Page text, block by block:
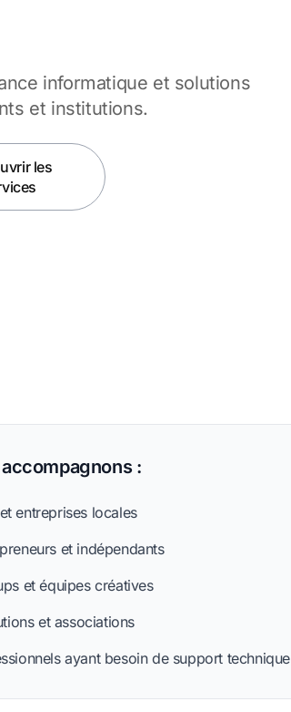
informatique et solutions
et institutions.
les
:
entreprises locales
et indépendants
et équipes créatives
et associations
ayant besoin de support technique